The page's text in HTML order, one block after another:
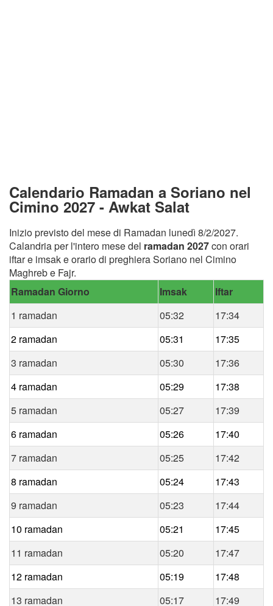
Calendario Ramadan a Soriano nel
Cimino 2027 - Awkat Salat
Inizio previsto del mese di Ramadan lunedì 8/2/2027.
Calandria per l'intero mese del ramadan 2027con orari
iftar e imsak e orario di preghiera Soriano nel Cimino
Maghreb e Fajr.
Ramadan Giorno
Imsak
Iftar
1 ramadan
05:32
17:34
2 ramadan
05:31
17:35
3 ramadan
05:30
17:36
4 ramadan
05:29
17:38
5 ramadan
05:27
17:39
6 ramadan
05:26
17:40
7 ramadan
05:25
17:42
8 ramadan
05:24
17:43
9 ramadan
05:23
17:44
10 ramadan
05:21
17:45
11 ramadan
05:20
17:47
12 ramadan
05:19
17:48
13 ramadan
05:17 17:49